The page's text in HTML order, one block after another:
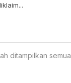
ditampilkan semua